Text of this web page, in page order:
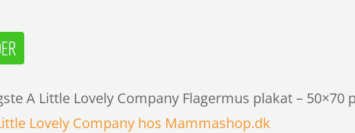
A Little Lovely Company Flagermus plakat –
Lovely Company hos Mammashop.dk